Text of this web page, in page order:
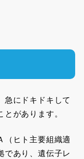
急にドキドキして
があります。
（ヒト主要組織適
であり、遺伝子レ